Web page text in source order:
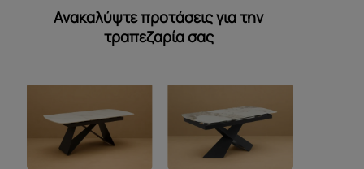
Ανακαλύψτε προτάσεις για την
τραπεζαρία σας